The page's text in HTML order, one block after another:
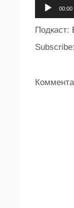
00:00
Подкаст:
Subscribe: